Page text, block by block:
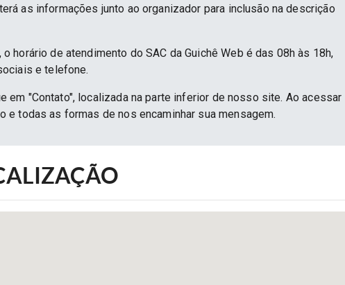
as informações junto ao organizador para inclusão na descrição
horário de atendimento do SAC da Guichê Web é das 08h às 18h,
e telefone.
em "Contato", localizada na parte inferior de nosso site. Ao acessar
todas as formas de nos encaminhar sua mensagem.